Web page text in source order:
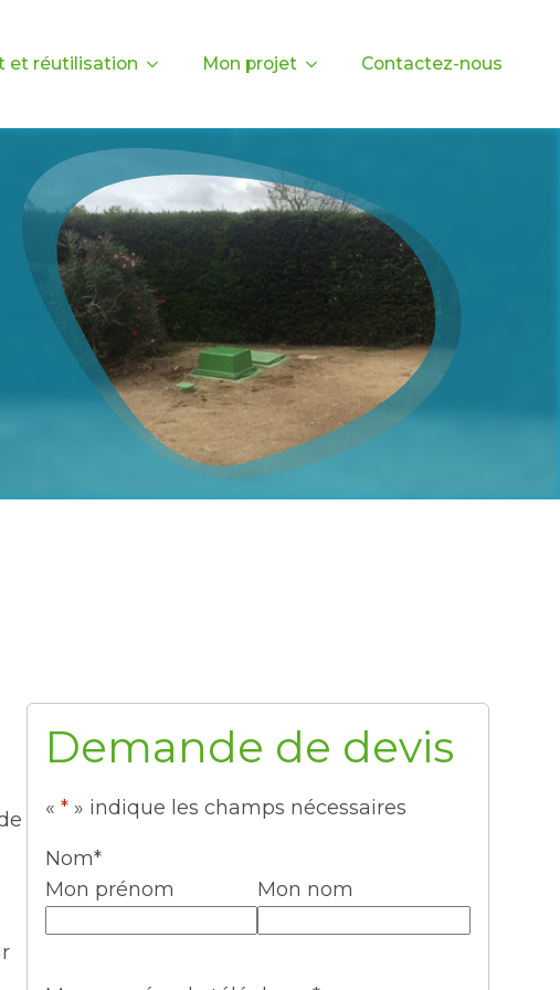
et réutilisation Mon projet Contactez-nous
Demande de devis
« *» indique les champs nécessaires
Nom*
Mon prénom
Mon nom